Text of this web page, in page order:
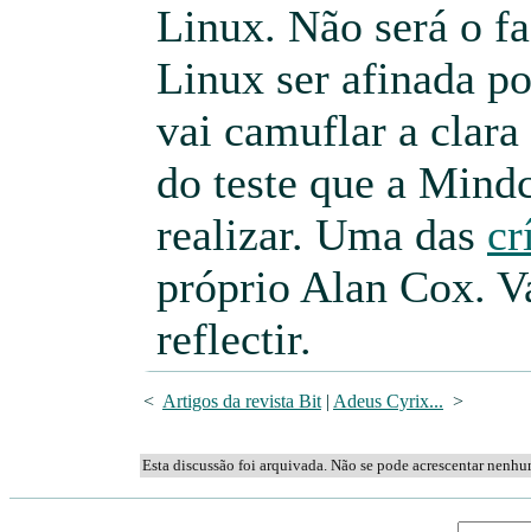
Linux. Não será o
Linux ser afinada
vai camuflar a
do teste que a
realizar. Uma das
próprio Alan Cox.
reflectir.
< Artigos da revista Bit | Adeus Cyrix... >
Esta discussão foi arquivada. Não se pode acrescentar